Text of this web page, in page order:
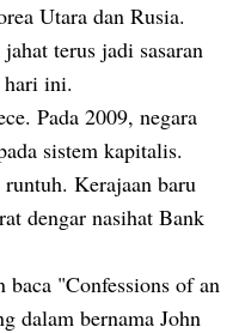
Utara dan Rusia.
terus jadi sasaran
ini.
Pada 2009, negara
sistem kapitalis.
Kerajaan baru
dengar nasihat Bank
"Confessions of an
dalam bernama John